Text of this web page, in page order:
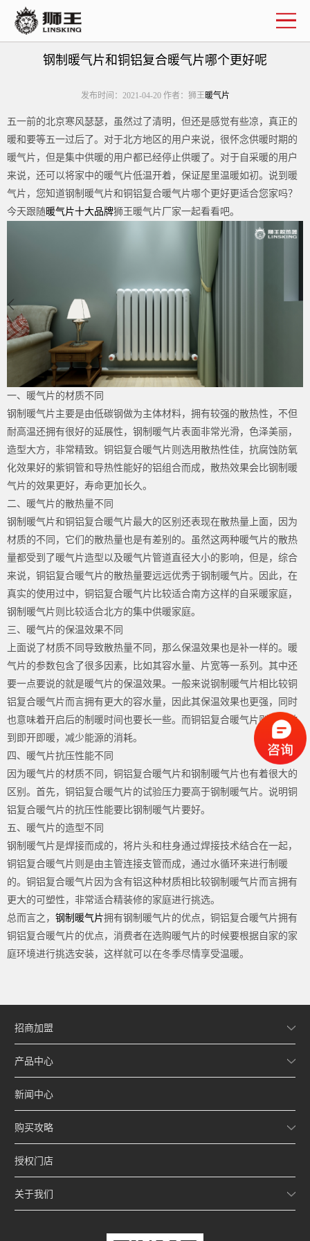
钢制暖气片和铜铝复合暖气片哪个更好呢
发布时间：2021-04-20 作者：狮王暖气片
五一前的北京寒风瑟瑟，虽然过了清明，但还是感觉有些凉，真正的
暖和要等五一过后了。对于北方地区的用户来说，很怀念供暖时期的
暖气片，但是集中供暖的用户都已经停止供暖了。对于自采暖的用户
来说，还可以将家中的暖气片低温开着，保证屋里温暖如初。说到暖
气片，您知道钢制暖气片和铜铝复合暖气片哪个更好更适合您家吗？
今天跟随暖气片十大品牌狮王暖气片厂家一起看看吧。
一、暖气片的材质不同
钢制暖气片主要是由低碳钢做为主体材料，拥有较强的散热性，不但
耐高温还拥有很好的延展性，钢制暖气片表面非常光滑，色泽美丽，
造型大方，非常精致。铜铝复合暖气片则选用散热性佳，抗腐蚀防氧
化效果好的紫铜管和导热性能好的铝组合而成，散热效果会比钢制暖
气片的效果更好，寿命更加长久。
二、暖气片的散热量不同
钢制暖气片和铜铝复合暖气片最大的区别还表现在散热量上面，因为
材质的不同，它们的散热量也是有差别的。虽然这两种暖气片的散热
量都受到了暖气片造型以及暖气片管道直径大小的影响，但是，综合
来说，铜铝复合暖气片的散热量要远远优秀于钢制暖气片。因此，在
真实的使用过中，铜铝复合暖气片比较适合南方这样的自采暖家庭，
钢制暖气片则比较适合北方的集中供暖家庭。
三、暖气片的保温效果不同
上面说了材质不同导致散热量不同，那么保温效果也是补一样的。暖
气片的参数包含了很多因素，比如其容水量、片宽等一系列。其中还
要一点要说的就是暖气片的保温效果。一般来说钢制暖气片相比较铜
铝复合暖气片而言拥有更大的容水量，因此其保温效果也更强，同时
也意味着开启后的制暖时间也要长一些。而铜铝复合暖气片则可以做
到即开即暖，减少能源的消耗。
四、暖气片抗压性能不同
因为暖气片的材质不同，铜铝复合暖气片和钢制暖气片也有着很大的
区别。首先，铜铝复合暖气片的试验压力要高于钢制暖气片。说明铜
铝复合暖气片的抗压性能要比钢制暖气片要好。
五、暖气片的造型不同
钢制暖气片是焊接而成的，将片头和柱身通过焊接技术结合在一起，
铜铝复合暖气片则是由主管连接支管而成，通过水循环来进行制暖
的。铜铝复合暖气片因为含有铝这种材质相比较钢制暖气片而言拥有
更大的可塑性，非常适合精装修的家庭进行挑选。
总而言之， 钢制暖气片拥有钢制暖气片的优点，铜铝复合暖气片拥有
铜铝复合暖气片的优点，消费者在选购暖气片的时候要根据自家的家
庭环境进行挑选安装，这样就可以在冬季尽情享受温暖。
招商加盟
产品中心
新闻中心
购买攻略
授权门店
关于我们